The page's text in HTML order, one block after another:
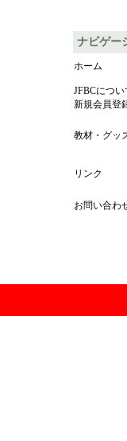
ナビゲー
ホーム
JFBCについ
新規会員登
教材・グッ
リンク
お問い合わ